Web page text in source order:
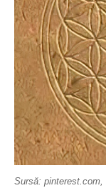
Sursă: pinterest.com,